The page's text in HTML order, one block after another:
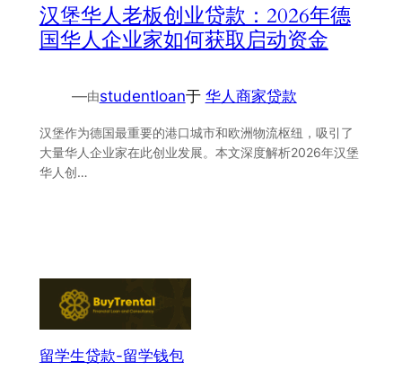
汉堡华人老板创业贷款：2026年德
国华人企业家如何获取启动资金
—由studentloan于 华人商家贷款
汉堡作为德国最重要的港口城市和欧洲物流枢纽，吸引了
大量华人企业家在此创业发展。本文深度解析2026年汉堡
华人创…
留学生贷款-留学钱包